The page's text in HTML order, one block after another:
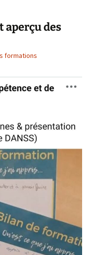
aperçu des
formations